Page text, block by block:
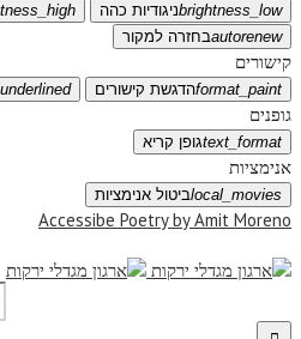
brightness_lowניגודיות כהה
autorenewבחזרה למקור
קישורים
format_paintהדגשת קישורים
גופנים
text_formatגופן קריא
אנימציות
local_moviesביטול אנימציות
Accessibe Poetry by Amit Moreno